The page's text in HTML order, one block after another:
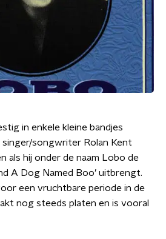
in enkele kleine bandjes
songwriter Rolan Kent
als hij onder de naam Lobo de
A Dog Named Boo’ uitbrengt.
een vruchtbare periode in de
nog steeds platen en is vooral